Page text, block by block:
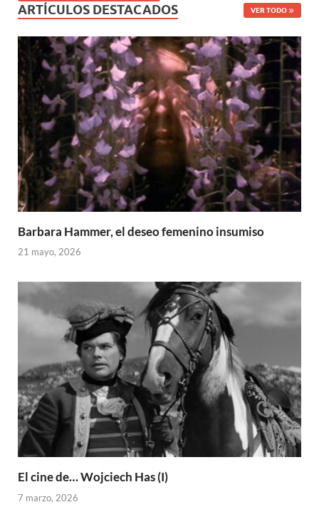
ARTÍCULOS DESTACADOS VER TODO
Barbara Hammer, el deseo femenino insumiso
21 mayo, 2026
El cine de… Wojciech Has (I)
7 marzo, 2026